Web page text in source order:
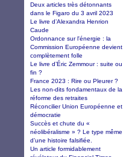
Deux articles très détonnants
dans le Figaro du 3 avril 2023
Le livre d’Alexandra Henrion
Caude
Ordonnance sur l'énergie : la
Commission Européenne devient
complètement folle
Le livre d’Éric Zemmour : suite ou
fin ?
France 2023 : Rire ou Pleurer ?
Les non-dits fondamentaux de la
réforme des retraites
Réconcilier Union Européenne et
démocratie
Succès et chute du «
néolibéralisme » ? Le type même
d’une histoire falsifiée.
Un article formidablement